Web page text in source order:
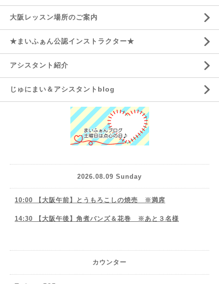
大阪レッスン場所のご案内
★まいふぁん公認インストラクター★
アシスタント紹介
じゅにまい＆アシスタントblog
2026.08.09 Sunday
10:00 【大阪午前】とうもろこしの焼売 ※満席
14:30 【大阪午後】角煮バンズ＆花巻 ※あと３名様
カウンター